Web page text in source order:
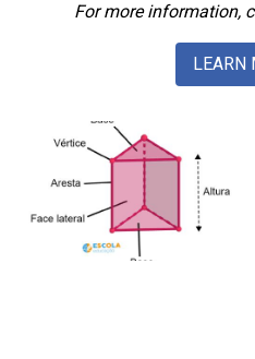
For more information,
LEARN